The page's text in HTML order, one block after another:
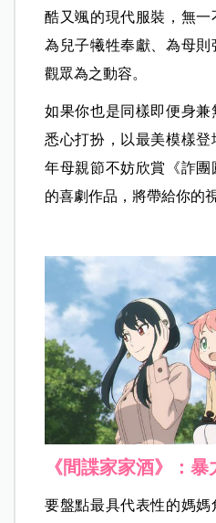
酷又颯的現代服裝，無
為兒子犧牲奉獻、為母
觀眾為之動容。
如果你也是同樣即便身
悉心打扮，以最美模樣
年母親節不妨欣賞《詐
的喜劇作品，將帶給你的
《間諜家家酒》：
要盤點最具代表性的媽